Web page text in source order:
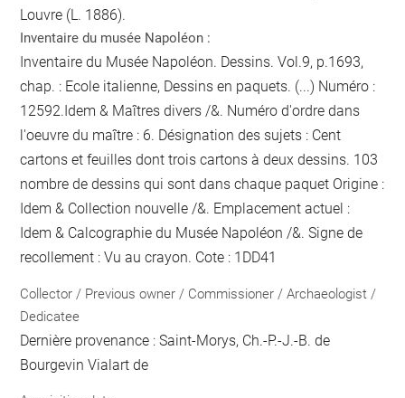
Louvre (L. 1886).
Inventaire du musée Napoléon :
Inventaire du Musée Napoléon. Dessins. Vol.9, p.1693,
chap. : Ecole italienne, Dessins en paquets. (...) Numéro :
12592.Idem & Maîtres divers /&. Numéro d'ordre dans
l'oeuvre du maître : 6. Désignation des sujets : Cent
cartons et feuilles dont trois cartons à deux dessins. 103
nombre de dessins qui sont dans chaque paquet Origine :
Idem & Collection nouvelle /&. Emplacement actuel :
Idem & Calcographie du Musée Napoléon /&. Signe de
recollement :Vu au crayon. Cote : 1DD41
Collector / Previous owner / Commissioner / Archaeologist /
Dedicatee
Dernière provenance : Saint-Morys, Ch.-P.-J.-B. de
Bourgevin Vialart de